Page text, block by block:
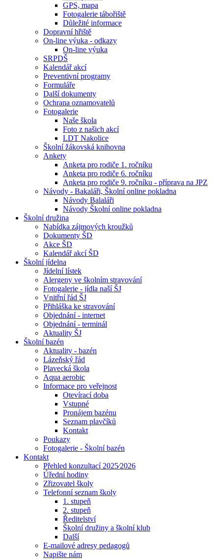
GPS, mapa
Fotogalerie tábořiště
Důležité informace
Dopravní hřiště
On-line výuka - odkazy
On-line výuka
SRPDŠ
Kalendář akcí
Preventivní programy
Formuláře
Další dokumenty
Ochrana oznamovatelů
Fotogalerie
Naše škola
Foto z našich akcí
LDT Nakolice
Školní žákovská knihovna
Ankety
Anketa pro rodiče 1. ročníku
Anketa pro rodiče 6. ročníku
Anketa pro rodiče 9. ročníku - příprava na JPZ
Návody - Bakaláři, Školní online pokladna
Návody Balaláři
Návody Školní online pokladna
Školní družina
Nabídka zájmových kroužků
Dokumenty ŠD
Akce ŠD
Kalendář akcí ŠD
Školní jídelna
Jídelní lístek
Alergeny ve školním stravování
Fotogalerie - jídla naší ŠJ
Vnitřní řád ŠJ
Přihláška ke stravování
Objednání - internet
Objednání - terminál
Aktuality ŠJ
Školní bazén
Aktuality - bazén
Lázeňský řád
Plavecká škola
Aqua aerobic
Informace pro veřejnost
Otevírací doba
Vstupné
Pronájem bazénu
Seznam plavčíků
Kontakt
Poukazy
Fotogalerie - Školní bazén
Kontakt
Přehled konzultací 2025⁄2026
Úřední hodiny
Zřizovatel školy
Telefonní seznam školy
1. stupeň
2. stupeň
Ředitelství
Školní družiny a školní klub
Další
E-mailové adresy pedagogů
Napište nám